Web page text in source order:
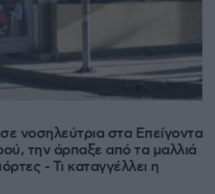
νοσηλεύτρια στα Επείγοντα
την άρπαξε από τα μαλλιά
- Τι καταγγέλλει η